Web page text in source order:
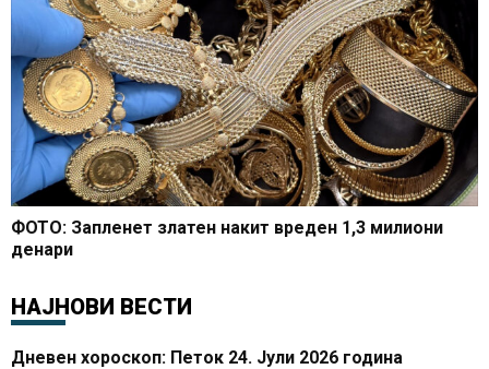
ФОТО: Запленет златен накит вреден 1,3 милиони
денари
НАЈНОВИ ВЕСТИ
Дневен хороскоп: Петок 24. Јули 2026 година